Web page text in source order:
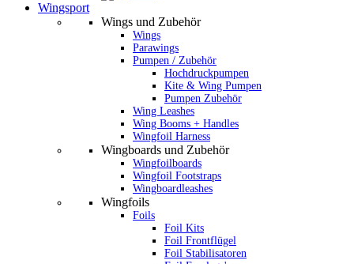
Wingsport
Wings und Zubehör
Wings
Parawings
Pumpen / Zubehör
Hochdruckpumpen
Kite & Wing Pumpen
Pumpen Zubehör
Wing Leashes
Wing Booms + Handles
Wingfoil Harness
Wingboards und Zubehör
Wingfoilboards
Wingfoil Footstraps
Wingboardleashes
Wingfoils
Foils
Foil Kits
Foil Frontflügel
Foil Stabilisatoren